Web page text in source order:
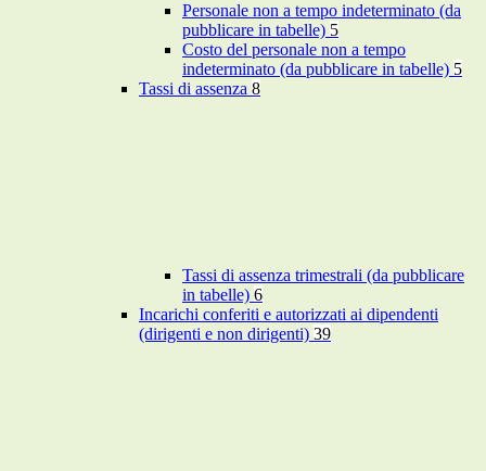
Personale non a tempo indeterminato (da
pubblicare in tabelle) 5
Costo del personale non a tempo
indeterminato (da pubblicare in tabelle) 5
Tassi di assenza 8
Tassi di assenza trimestrali (da pubblicare
in tabelle) 6
Incarichi conferiti e autorizzati ai dipendenti
(dirigenti e non dirigenti) 39